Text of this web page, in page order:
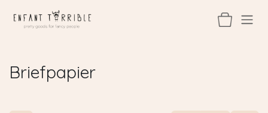
Briefpapier